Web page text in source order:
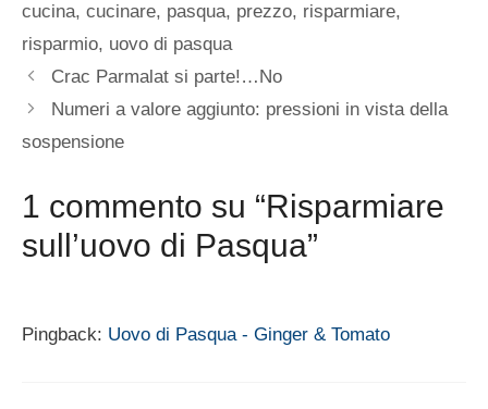
cucina, cucinare, pasqua, prezzo, risparmiare,
risparmio, uovo di pasqua
Crac Parmalat si parte!…No
Numeri a valore aggiunto: pressioni in vista della
sospensione
1 commento su “Risparmiare
sull’uovo di Pasqua”
Pingback: Uovo di Pasqua - Ginger & Tomato